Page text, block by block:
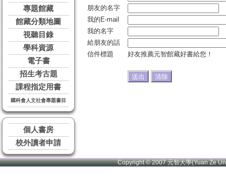
專題館藏
館藏分類地圖
視聽目錄
學科資源
電子書
招生考古題
課程指定用書
國科會人文社會專題書目
個人書房
校外讀者申請
朋友的名字
我的E-mail
我的名字
給朋友的話
信件標題
好友推薦元智館藏好書給您！
Copyright © 2007 元智大學(Yuan Ze